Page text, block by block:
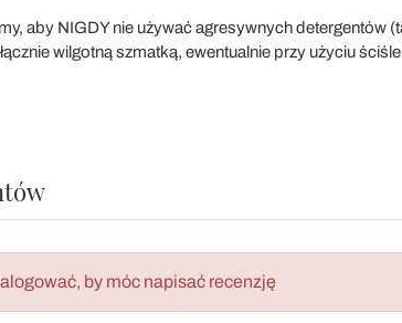
aby NIGDY nie używać agresywnych detergentów
wilgotną szmatką, ewentualnie przy użyciu
by móc napisać recenzję